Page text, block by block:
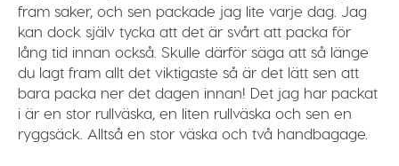
fram saker, och sen packade jag lite varje dag. Jag
kan dock själv tycka att det är svårt att packa för
lång tid innan också. Skulle därför säga att så länge
du lagt fram allt det viktigaste så är det lätt sen att
bara packa ner det dagen innan! Det jag har packat
i är en stor rullväska, en liten rullväska och sen en
ryggsäck. Alltså en stor väska och två handbagage.